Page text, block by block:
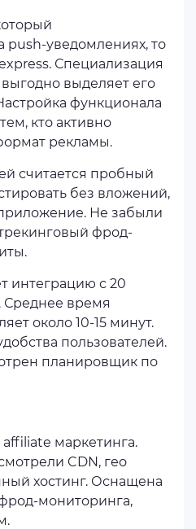
push-уведомлениях, то
Специализация
выделяет его
функционала
кто активно
рекламы.
считается пробный
без вложений,
Не забыли
фрод-
интеграцию с 20
время
около 10-15 минут.
пользователей.
планировщик по
маркетинга.
CDN, гео
хостинг. Оснащена
мониторинга,